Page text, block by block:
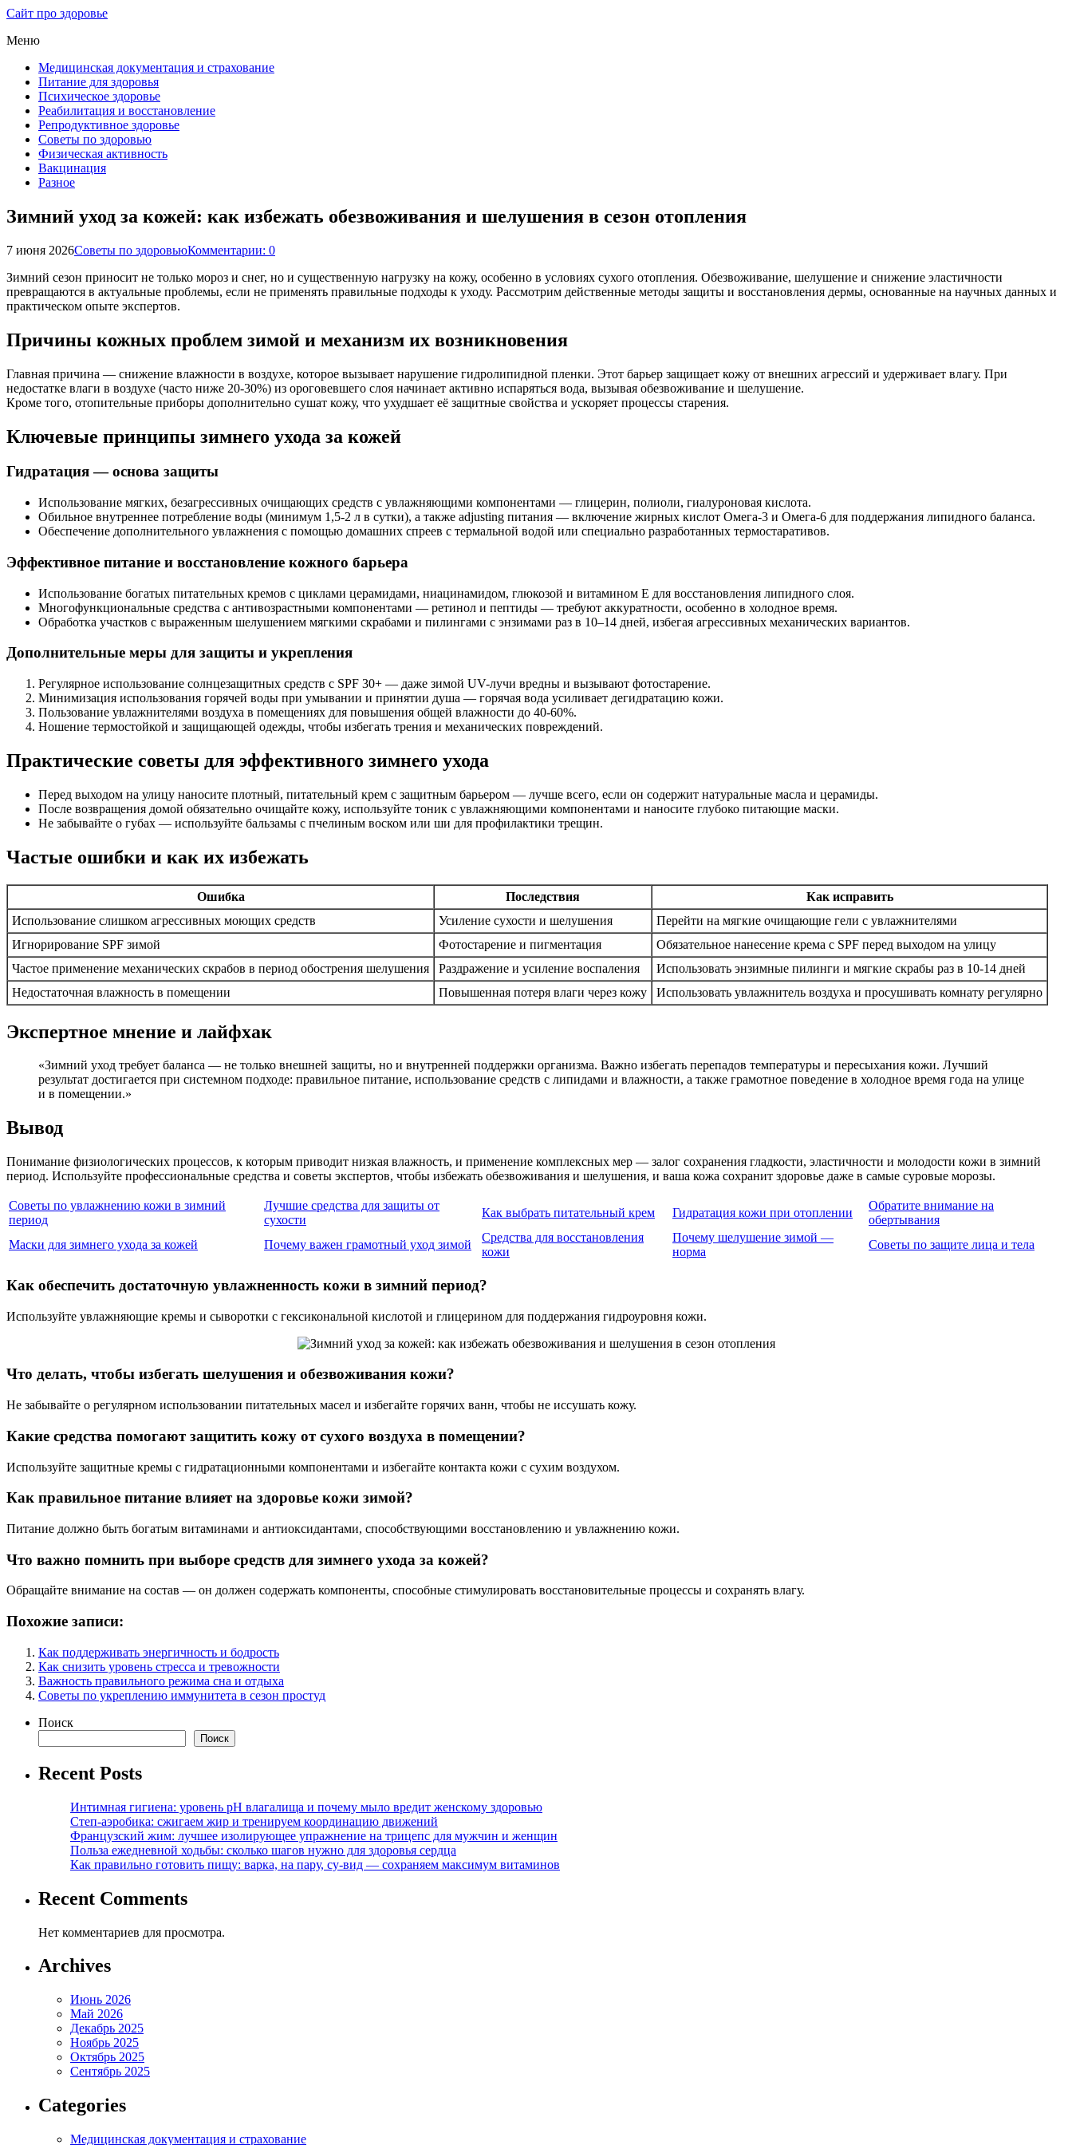
Сайт про здоровье
Меню
Медицинская документация и страхование
Питание для здоровья
Психическое здоровье
Реабилитация и восстановление
Репродуктивное здоровье
Советы по здоровью
Физическая активность
Вакцинация
Разное
Зимний уход за кожей: как избежать обезвоживания и шелушения в сезон отопления
7 июня 2026Советы по здоровьюКомментарии: 0
Зимний сезон приносит не только мороз и снег, но и существенную нагрузку на кожу, особенно в условиях сухого отопления. Обезвоживание, шелушение и снижение эластичности
превращаются в актуальные проблемы, если не применять правильные подходы к уходу. Рассмотрим действенные методы защиты и восстановления дермы, основанные на научных данных и
практическом опыте экспертов.
Причины кожных проблем зимой и механизм их возникновения
Главная причина — снижение влажности в воздухе, которое вызывает нарушение гидролипидной пленки. Этот барьер защищает кожу от внешних агрессий и удерживает влагу. При
недостатке влаги в воздухе (часто ниже 20-30%) из ороговевшего слоя начинает активно испаряться вода, вызывая обезвоживание и шелушение.
Кроме того, отопительные приборы дополнительно сушат кожу, что ухудшает её защитные свойства и ускоряет процессы старения.
Ключевые принципы зимнего ухода за кожей
Гидратация — основа защиты
Использование мягких, безагрессивных очищающих средств с увлажняющими компонентами — глицерин, полиоли, гиалуроновая кислота.
Обильное внутреннее потребление воды (минимум 1,5-2 л в сутки), а также adjusting питания — включение жирных кислот Омега-3 и Омега-6 для поддержания липидного баланса.
Обеспечение дополнительного увлажнения с помощью домашних спреев с термальной водой или специально разработанных термостаративов.
Эффективное питание и восстановление кожного барьера
Использование богатых питательных кремов с циклами церамидами, ниацинамидом, глюкозой и витамином Е для восстановления липидного слоя.
Многофункциональные средства с антивозрастными компонентами — ретинол и пептиды — требуют аккуратности, особенно в холодное время.
Обработка участков с выраженным шелушением мягкими скрабами и пилингами с энзимами раз в 10–14 дней, избегая агрессивных механических вариантов.
Дополнительные меры для защиты и укрепления
Регулярное использование солнцезащитных средств с SPF 30+ — даже зимой UV-лучи вредны и вызывают фотостарение.
Минимизация использования горячей воды при умывании и принятии душа — горячая вода усиливает дегидратацию кожи.
Пользование увлажнителями воздуха в помещениях для повышения общей влажности до 40-60%.
Ношение термостойкой и защищающей одежды, чтобы избегать трения и механических повреждений.
Практические советы для эффективного зимнего ухода
Перед выходом на улицу наносите плотный, питательный крем с защитным барьером — лучше всего, если он содержит натуральные масла и церамиды.
После возвращения домой обязательно очищайте кожу, используйте тоник с увлажняющими компонентами и наносите глубоко питающие маски.
Не забывайте о губах — используйте бальзамы с пчелиным воском или ши для профилактики трещин.
Частые ошибки и как их избежать
Ошибка Последствия
Как исправить
Использование слишком агрессивных моющих средств
Усиление сухости и шелушения
Перейти на мягкие очищающие гели с увлажнителями
Игнорирование SPF зимой
Фотостарение и пигментация
Обязательное нанесение крема с SPF перед выходом на улицу
Частое применение механических скрабов в период обострения шелушения
Раздражение и усиление воспаления
Использовать энзимные пилинги и мягкие скрабы раз в 10-14 дней
Недостаточная влажность в помещении
Повышенная потеря влаги через кожу Использовать увлажнитель воздуха и просушивать комнату регулярно
Экспертное мнение и лайфхак
«Зимний уход требует баланса — не только внешней защиты, но и внутренней поддержки организма. Важно избегать перепадов температуры и пересыхания кожи. Лучший
результат достигается при системном подходе: правильное питание, использование средств с липидами и влажности, а также грамотное поведение в холодное время года на улице
и в помещении.»
Вывод
Понимание физиологических процессов, к которым приводит низкая влажность, и применение комплексных мер — залог сохранения гладкости, эластичности и молодости кожи в зимний
период. Используйте профессиональные средства и советы экспертов, чтобы избежать обезвоживания и шелушения, и ваша кожа сохранит здоровье даже в самые суровые морозы.
Советы по увлажнению кожи в зимний
период
Лучшие средства для защиты от
сухости
Как выбрать питательный крем Гидратация кожи при отоплении
Обратите внимание на
обертывания
Маски для зимнего ухода за кожей
Почему важен грамотный уход зимой
Средства для восстановления
кожи
Почему шелушение зимой —
норма
Советы по защите лица и тела
Как обеспечить достаточную увлажненность кожи в зимний период?
Используйте увлажняющие кремы и сыворотки с гексикональной кислотой и глицерином для поддержания гидроуровня кожи.
Что делать, чтобы избегать шелушения и обезвоживания кожи?
Не забывайте о регулярном использовании питательных масел и избегайте горячих ванн, чтобы не иссушать кожу.
Какие средства помогают защитить кожу от сухого воздуха в помещении?
Используйте защитные кремы с гидратационными компонентами и избегайте контакта кожи с сухим воздухом.
Как правильное питание влияет на здоровье кожи зимой?
Питание должно быть богатым витаминами и антиоксидантами, способствующими восстановлению и увлажнению кожи.
Что важно помнить при выборе средств для зимнего ухода за кожей?
Обращайте внимание на состав — он должен содержать компоненты, способные стимулировать восстановительные процессы и сохранять влагу.
Похожие записи:
Как поддерживать энергичность и бодрость
Как снизить уровень стресса и тревожности
Важность правильного режима сна и отдыха
Советы по укреплению иммунитета в сезон простуд
Поиск
Поиск
Recent Posts
Интимная гигиена: уровень pH влагалища и почему мыло вредит женскому здоровью
Степ-аэробика: сжигаем жир и тренируем координацию движений
Французский жим: лучшее изолирующее упражнение на трицепс для мужчин и женщин
Польза ежедневной ходьбы: сколько шагов нужно для здоровья сердца
Как правильно готовить пищу: варка, на пару, су-вид — сохраняем максимум витаминов
Recent Comments
Нет комментариев для просмотра.
Archives
Июнь 2026
Май 2026
Декабрь 2025
Ноябрь 2025
Октябрь 2025
Сентябрь 2025
Categories
Медицинская документация и страхование